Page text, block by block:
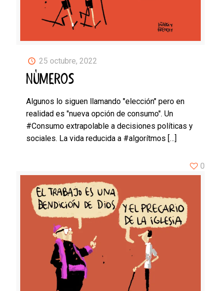
25 octubre, 2022
NÚMEROS
Algunos lo siguen llamando "elección" pero en
realidad es "nueva opción de consumo". Un
#Consumo extrapolable a decisiones políticas y
sociales. La vida reducida a #algorítmos […]
0